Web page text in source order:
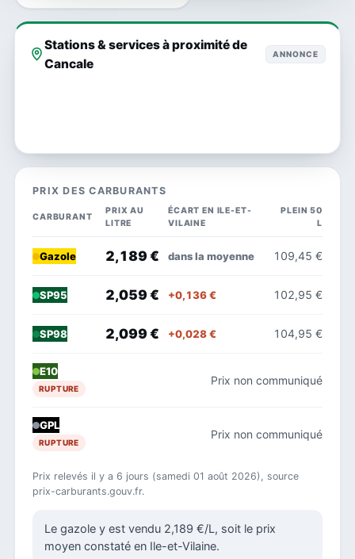
Stations & services à proximité de
Cancale
ANNONCE
PRIX DES CARBURANTS
CARBURANT
PRIX AU
LITRE
ÉCART EN ILE-ET-
VILAINE
PLEIN 50
L
Gazole 2,189 € dans la moyenne 109,45 €
SP95 2,059 € +0,136 € 102,95 €
SP98 2,099 € +0,028 € 104,95 €
E10
RUPTURE
Prix non communiqué
GPL
RUPTURE
Prix non communiqué
Prix relevés il y a 6 jours (samedi 01 août 2026), source
prix-carburants.gouv.fr.
Le gazole y est vendu 2,189 €/L, soit le prix
moyen constaté en Ile-et-Vilaine.